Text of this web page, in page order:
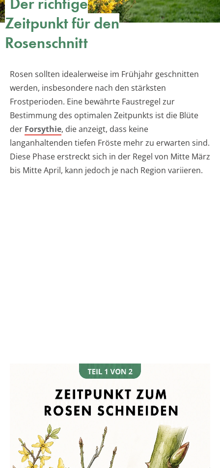
Zeitpunkt für den
Rosenschnitt
Rosen sollten idealerweise im Frühjahr geschnitten
werden, insbesondere nach den stärksten
Frostperioden. Eine bewährte Faustregel zur
Bestimmung des optimalen Zeitpunkts ist die Blüte
der Forsythie, die anzeigt, dass keine
langanhaltenden tiefen Fröste mehr zu erwarten sind.
Diese Phase erstreckt sich in der Regel von Mitte März
bis Mitte April, kann jedoch je nach Region variieren.